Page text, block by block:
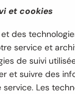
et cookies
des
service et
de suivi
et suivre des
Les